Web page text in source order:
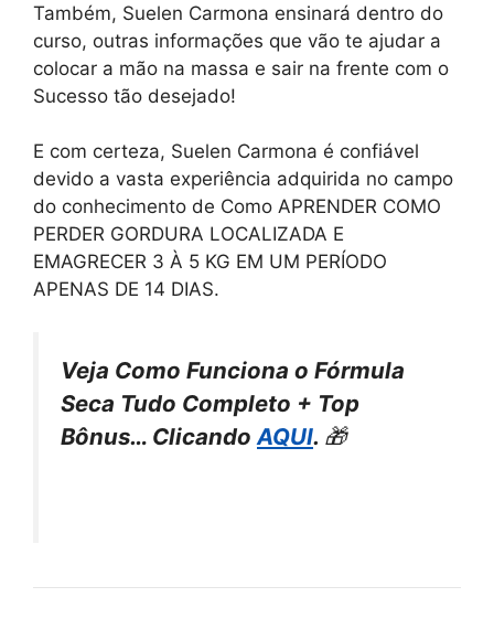
Também, Suelen Carmona ensinará dentro do
curso, outras informações que vão te ajudar a
colocar a mão na massa e sair na frente com o
Sucesso tão desejado!
E com certeza, Suelen Carmona é confiável
devido a vasta experiência adquirida no campo
do conhecimento de Como APRENDER COMO
PERDER GORDURA LOCALIZADA E
EMAGRECER 3 À 5 KG EM UM PERÍODO
APENAS DE 14 DIAS.
Veja Como Funciona o Fórmula
Seca Tudo Completo + Top
Bônus… Clicando AQUI. 🎁